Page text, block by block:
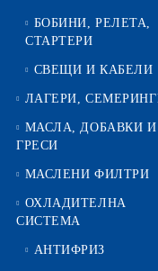
БОБИНИ, РЕЛЕТА,
СТАРТЕРИ
СВЕЩИ И КАБЕЛИ
ЛАГЕРИ,
МАСЛА, ДОБАВКИ И
ГРЕСИ
МАСЛЕНИ ФИЛТРИ
ОХЛАДИТЕЛНА
СИСТЕМА
АНТИФРИЗ